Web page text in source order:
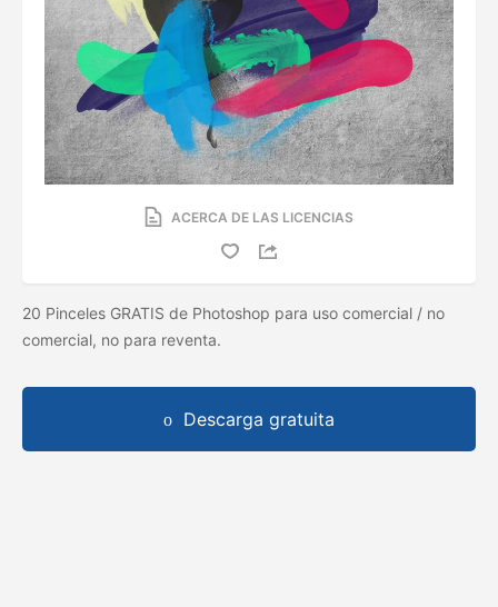
ACERCA DE LAS LICENCIAS
20 Pinceles GRATIS de Photoshop para uso comercial / no
comercial, no para reventa.
Descarga gratuita